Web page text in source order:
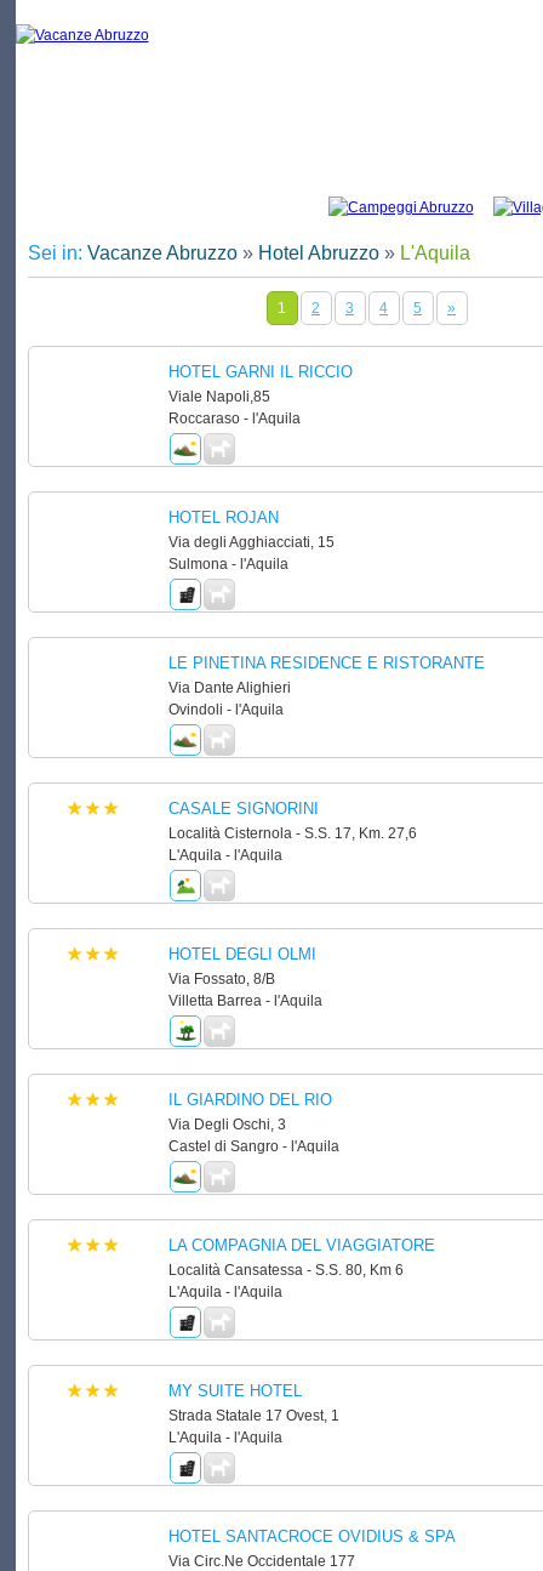
Sei in: Vacanze Abruzzo» Hotel Abruzzo» L'Aquila
1 2 3 4 5 »
HOTEL GARNI IL RICCIO
Viale Napoli,85
Roccaraso - l'Aquila
HOTEL ROJAN
Via degli Agghiacciati, 15
Sulmona - l'Aquila
LE PINETINA RESIDENCE E RISTORANTE
Via Dante Alighieri
Ovindoli - l'Aquila
CASALE SIGNORINI
Località Cisternola - S.S. 17, Km. 27,6
L'Aquila - l'Aquila
HOTEL DEGLI OLMI
Via Fossato, 8/B
Villetta Barrea - l'Aquila
IL GIARDINO DEL RIO
Via Degli Oschi, 3
Castel di Sangro - l'Aquila
LA COMPAGNIA DEL VIAGGIATORE
Località Cansatessa - S.S. 80, Km 6
L'Aquila - l'Aquila
MY SUITE HOTEL
Strada Statale 17 Ovest, 1
L'Aquila - l'Aquila
HOTEL SANTACROCE OVIDIUS & SPA
Via Circ.Ne Occidentale 177